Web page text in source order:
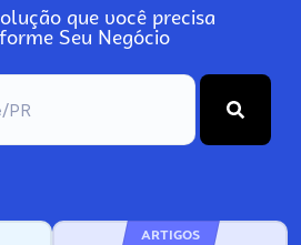
que você precisa
Seu Negócio
ARTIGOS